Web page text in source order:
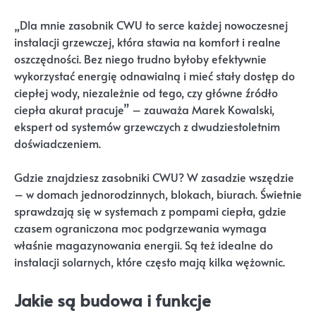
„Dla mnie zasobnik CWU to serce każdej nowoczesnej
instalacji grzewczej, która stawia na komfort i realne
oszczędności. Bez niego trudno byłoby efektywnie
wykorzystać energię odnawialną i mieć stały dostęp do
ciepłej wody, niezależnie od tego, czy główne źródło
ciepła akurat pracuje” – zauważa Marek Kowalski,
ekspert od systemów grzewczych z dwudziestoletnim
doświadczeniem.
Gdzie znajdziesz zasobniki CWU? W zasadzie wszędzie
– w domach jednorodzinnych, blokach, biurach. Świetnie
sprawdzają się w systemach z pompami ciepła, gdzie
czasem ograniczona moc podgrzewania wymaga
właśnie magazynowania energii. Są też idealne do
instalacji solarnych, które często mają kilka wężownic.
Jakie są budowa i funkcje